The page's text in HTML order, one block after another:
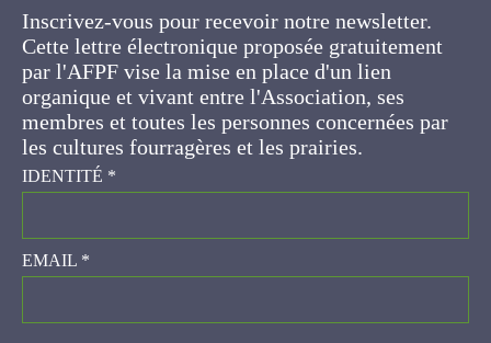
Cette lettre électronique proposée
gratuitement par l'AFPF vise la mise en place
d'un lien organique et vivant entre l'Association,
ses membres et toutes les personnes
concernées par les cultures fourragères et les
prairies.
IDENTITÉ*
EMAIL*